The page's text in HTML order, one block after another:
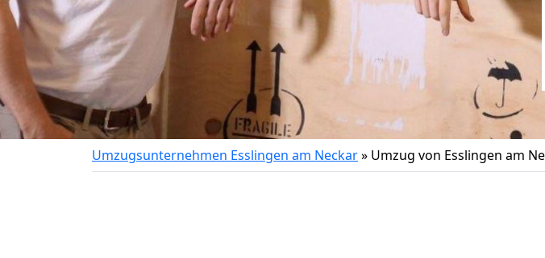
Umzugsunternehmen Esslingen am Neckar» Umzug von Esslingen am